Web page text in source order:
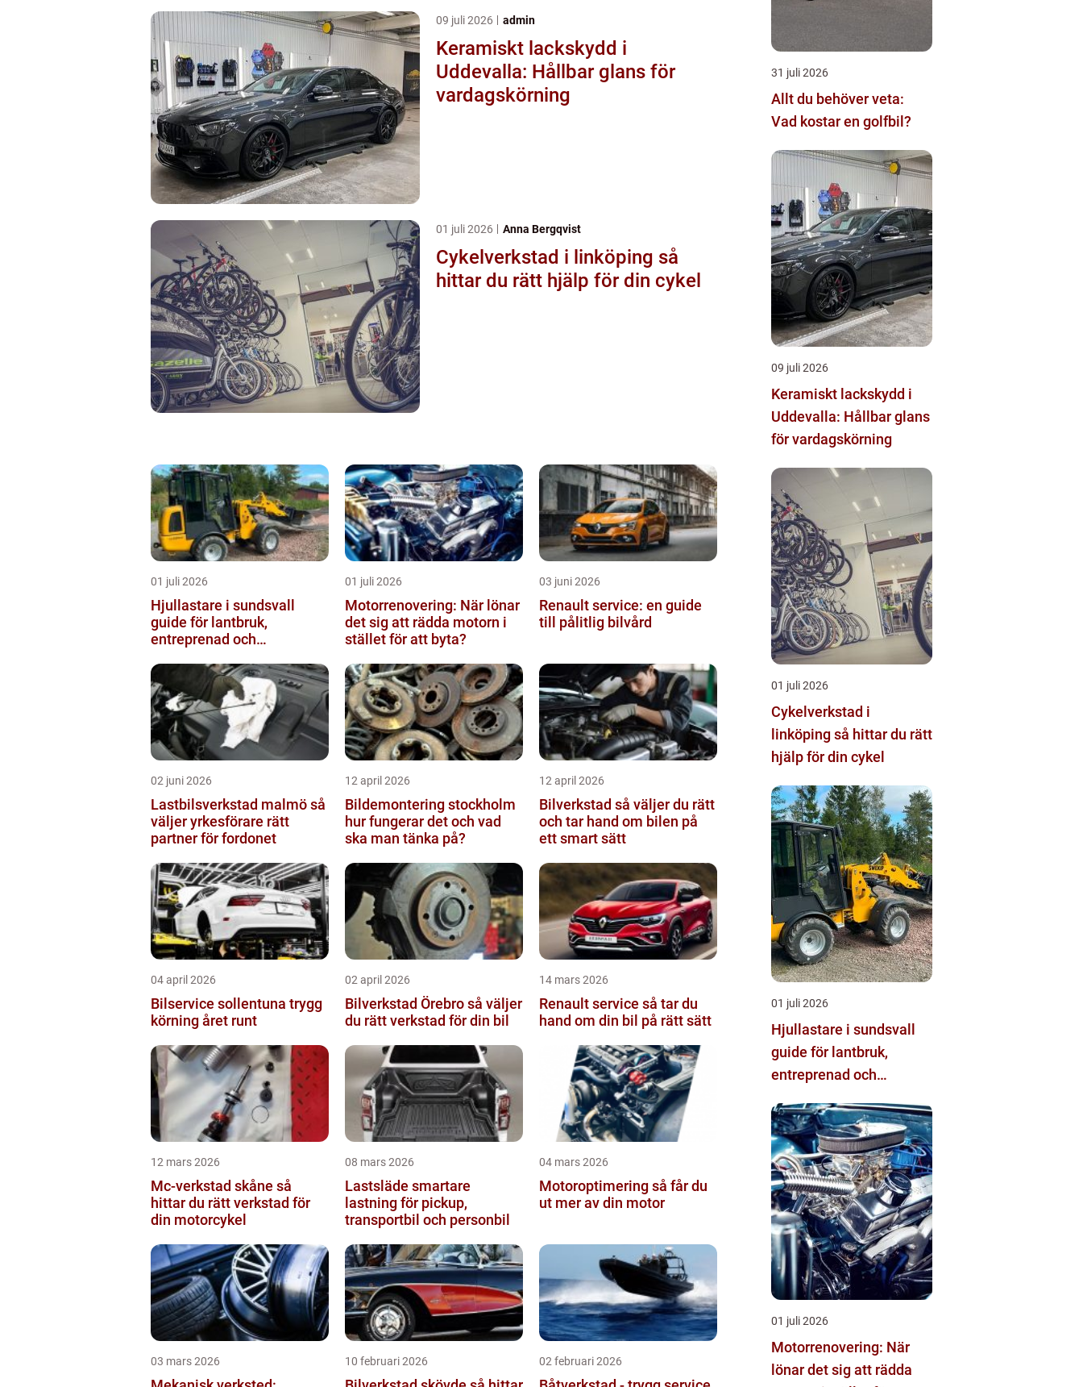
09 juli 2026 admin
Keramiskt lackskydd i
Uddevalla: Hållbar glans för
vardagskörning
01 juli 2026 Anna Bergqvist
Cykelverkstad i linköping så
hittar du rätt hjälp för din cykel
01 juli 2026
Hjullastare i sundsvall
guide för lantbruk,
entreprenad och
01 juli 2026
Motorrenovering: När lönar
det sig att rädda motorn i
stället för att byta?
03 juni 2026
Renault service: en guide
till pålitlig bilvård
02 juni 2026
Lastbilsverkstad malmö så
väljer yrkesförare rätt
partner för fordonet
12 april 2026
Bildemontering stockholm
hur fungerar det och vad
ska man tänka på?
12 april 2026
Bilverkstad så väljer du rätt
och tar hand om bilen på
ett smart sätt
04 april 2026
Bilservice sollentuna trygg
körning året runt
02 april 2026
Bilverkstad Örebro så väljer
du rätt verkstad för din bil
14 mars 2026
Renault service så tar du
hand om din bil på rätt sätt
12 mars 2026
Mc-verkstad skåne så
hittar du rätt verkstad för
din motorcykel
08 mars 2026
Lastsläde smartare
lastning för pickup,
transportbil och personbil
04 mars 2026
Motoroptimering så får du
ut mer av din motor
03 mars 2026 10 februari 2026 02 februari 2026
31 juli 2026
Allt du behöver veta:
Vad kostar en golfbil?
09 juli 2026
Keramiskt lackskydd i
Uddevalla: Hållbar glans
för vardagskörning
01 juli 2026
Cykelverkstad i
linköping så hittar du rätt
hjälp för din cykel
01 juli 2026
Hjullastare i sundsvall
guide för lantbruk,
entreprenad och
01 juli 2026
Motorrenovering: När
lönar det sig att rädda